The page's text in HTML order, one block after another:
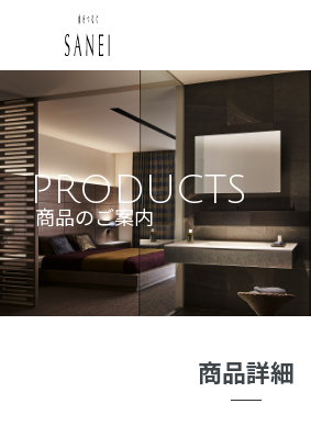
PRODUCTS
商品のご案内
商品詳細